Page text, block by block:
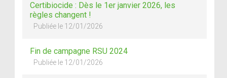
Certibiocide : Dès le 1er janvier 2026, les
règles changent !
Publiée le 12/01/2026
Fin de campagne RSU 2024
Publiée le 12/01/2026